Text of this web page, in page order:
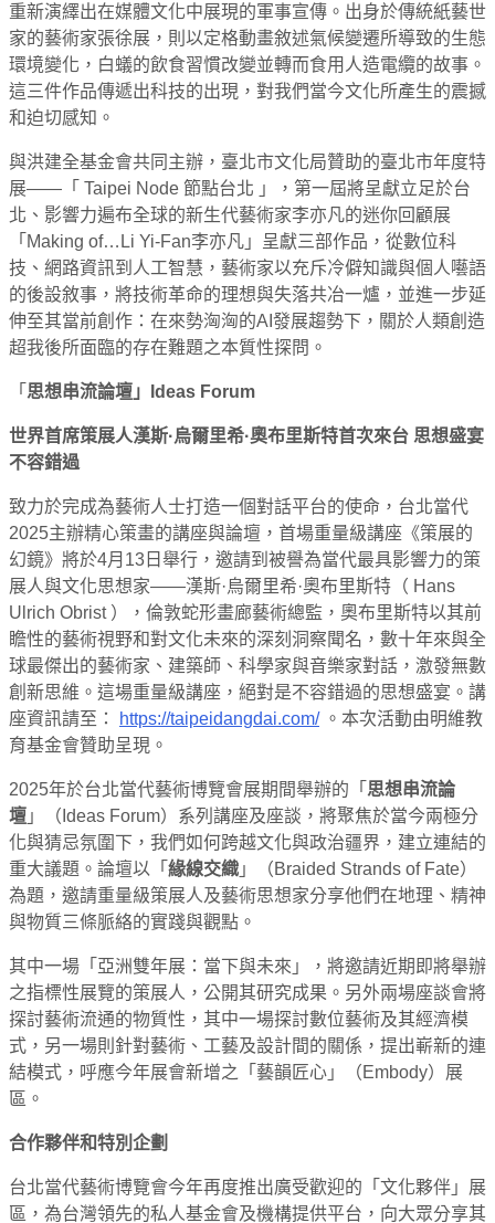
重新演繹出在媒體文化中展現的軍事宣傳。出身於傳統紙藝世
家的藝術家張徐展，則以定格動畫敘述氣候變遷所導致的生態
環境變化，白蟻的飲食習慣改變並轉而食用人造電纜的故事。
這三件作品傳遞出科技的出現，對我們當今文化所產生的震撼
和迫切感知。
與洪建全基金會共同主辦，臺北市文化局贊助的臺北市年度特
展——「 Taipei Node 節點台北 」，第一屆將呈獻立足於台
北、影響力遍布全球的新生代藝術家李亦凡的迷你回顧展
「Making of…Li Yi-Fan李亦凡」呈獻三部作品，從數位科
技、網路資訊到人工智慧，藝術家以充斥冷僻知識與個人囈語
的後設敘事，將技術革命的理想與失落共冶一爐，並進一步延
伸至其當前創作：在來勢洶洶的AI發展趨勢下，關於人類創造
超我後所面臨的存在難題之本質性探問。
「 思想串流論壇」Ideas Forum
世界首席策展人漢斯·烏爾里希·奧布里斯特首次來台 思想盛宴
不容錯過
致力於完成為藝術人士打造一個對話平台的使命，台北當代
2025主辦精心策畫的講座與論壇，首場重量級講座《策展的
幻鏡》將於4月13日舉行，邀請到被譽為當代最具影響力的策
展人與文化思想家——漢斯·烏爾里希·奧布里斯特（ Hans
Ulrich Obrist ），倫敦蛇形畫廊藝術總監，奧布里斯特以其前
瞻性的藝術視野和對文化未來的深刻洞察聞名，數十年來與全
球最傑出的藝術家、建築師、科學家與音樂家對話，激發無數
創新思維。這場重量級講座，絕對是不容錯過的思想盛宴。講
座資訊請至：
https://taipeidangdai.com/。本次活動由明維教
育基金會贊助呈現。
2025年於台北當代藝術博覽會展期間舉辦的「 思想串流論
壇 」（Ideas Forum）系列講座及座談，將聚焦於當今兩極分
化與猜忌氛圍下，我們如何跨越文化與政治疆界，建立連結的
重大議題。論壇以「 緣線交織 」（Braided Strands of Fate）
為題，邀請重量級策展人及藝術思想家分享他們在地理、精神
與物質三條脈絡的實踐與觀點。
其中一場「亞洲雙年展：當下與未來」，將邀請近期即將舉辦
之指標性展覽的策展人，公開其研究成果。另外兩場座談會將
探討藝術流通的物質性，其中一場探討數位藝術及其經濟模
式，另一場則針對藝術、工藝及設計間的關係，提出嶄新的連
結模式，呼應今年展會新增之「藝韻匠心」（Embody）展
區。
合作夥伴和特別企劃
台北當代藝術博覽會今年再度推出廣受歡迎的「文化夥伴」展
區，為台灣領先的私人基金會及機構提供平台，向大眾分享其